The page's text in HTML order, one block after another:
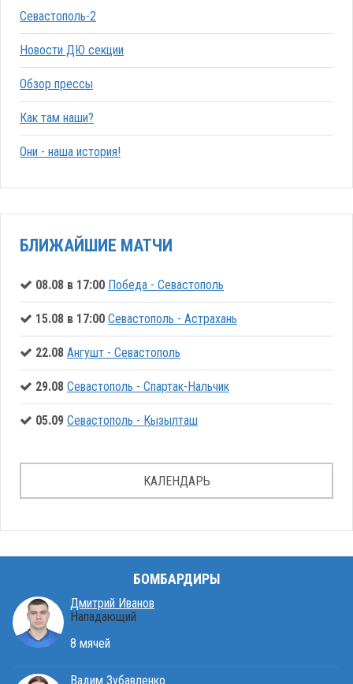
Севастополь-2
Новости ДЮ секции
Обзор прессы
Как там наши?
Они - наша история!
БЛИЖАЙШИЕ МАТЧИ
08.08 в 17:00 Победа - Севастополь
15.08 в 17:00 Севастополь - Астрахань
22.08 Ангушт - Севастополь
29.08 Севастополь - Спартак-Нальчик
05.09 Севастополь - Кызылташ
КАЛЕНДАРЬ
БОМБАРДИРЫ
Дмитрий Иванов
Нападающий
8 мячей
Вадим Зубавленко